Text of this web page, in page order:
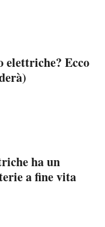
elettriche? Ecco
ha un
a fine vita